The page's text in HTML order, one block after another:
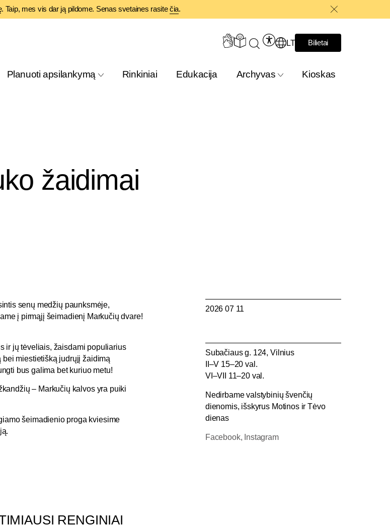
Taip, mes vis dar ją pildome. Senas svetaines rasitečia.
LT Bilietai
Planuoti apsilankymą Rinkiniai Edukacija Archyvas Kioskas
žaidimai
senų medžių paunksmėje,
į pirmąjį šeimadienį Markučių dvare!
ir jų tėveliais, žaisdami populiarius
bei miestietišką judrųjį žaidimą
bus galima bet kuriuo metu!
– Markučių kalvos yra puiki
šeimadienio proga kviesime
2026 07 11
Subačiaus g. 124, Vilnius
II–V 15–20 val.
VI–VII 11–20 val.
Nedirbame valstybinių švenčių
dienomis, išskyrus Motinos ir Tėvo
dienas
Facebook, Instagram
RENGINIAI